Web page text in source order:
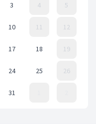
3 4 5
10 11 12
17 18 19
24 25 26
31